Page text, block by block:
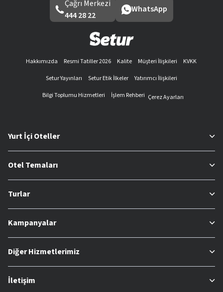
Çağrı Merkezi
444 28 22
WhatsApp
Hakkımızda Resmi Tatiller 2026 Kalite Müşteri İlişkileri
KVKK
Setur Yayınları
Setur Etik İlkeler
Yatırımcı İlişkileri
Bilgi Toplumu Hizmetleri
İşlem Rehberi Çerez Ayarları
Yurt İçi Oteller
Otel Temaları
Turlar
Kampanyalar
Diğer Hizmetlerimiz
İletişim